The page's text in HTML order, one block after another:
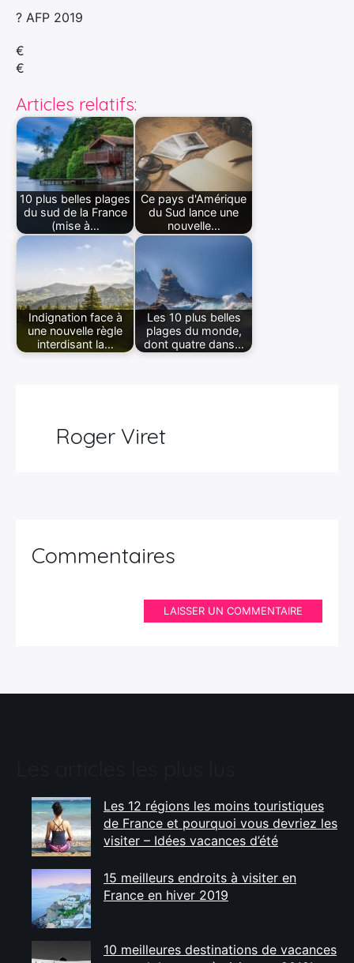
? AFP 2019
€
€
Articles relatifs:
10 plus belles plages
du sud de la France
(mise à…
Ce pays d'Amérique
du Sud lance une
nouvelle…
Indignation face à
une nouvelle règle
interdisant la…
Les 10 plus belles
plages du monde,
dont quatre dans…
Roger Viret
Commentaires
LAISSER UN COMMENTAIRE
Les 12 régions les moins touristiques
de France et pourquoi vous devriez les
visiter – Idées vacances d’été
15 meilleurs endroits à visiter en
France en hiver 2019
10 meilleures destinations de vacances